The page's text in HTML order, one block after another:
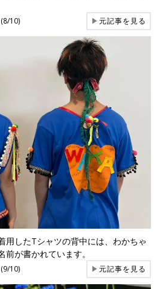
10) ▶元記事を見る
用したTシャツの背中には、わかちゃ
が書かれています。
10) ▶元記事を見る